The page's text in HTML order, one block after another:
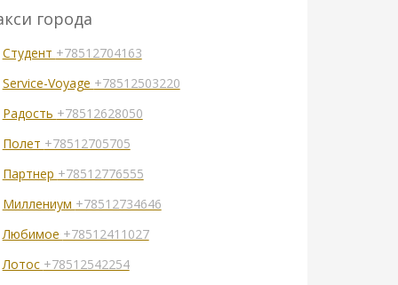
города
Студент +78512704163
Service-Voyage +78512503220
Радость +78512628050
Полет +78512705705
Партнер +78512776555
Миллениум +78512734646
Любимое +78512411027
Лотос +78512542254